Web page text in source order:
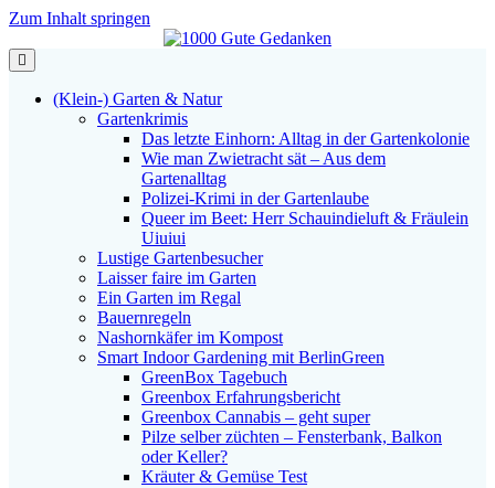
Zum Inhalt springen
(Klein-) Garten & Natur
Gartenkrimis
Das letzte Einhorn: Alltag in der Gartenkolonie
Wie man Zwietracht sät – Aus dem
Gartenalltag
Polizei-Krimi in der Gartenlaube
Queer im Beet: Herr Schauindieluft & Fräulein
Uiuiui
Lustige Gartenbesucher
Laisser faire im Garten
Ein Garten im Regal
Bauernregeln
Nashornkäfer im Kompost
Smart Indoor Gardening mit BerlinGreen
GreenBox Tagebuch
Greenbox Erfahrungsbericht
Greenbox Cannabis – geht super
Pilze selber züchten – Fensterbank, Balkon
oder Keller?
Kräuter & Gemüse Test